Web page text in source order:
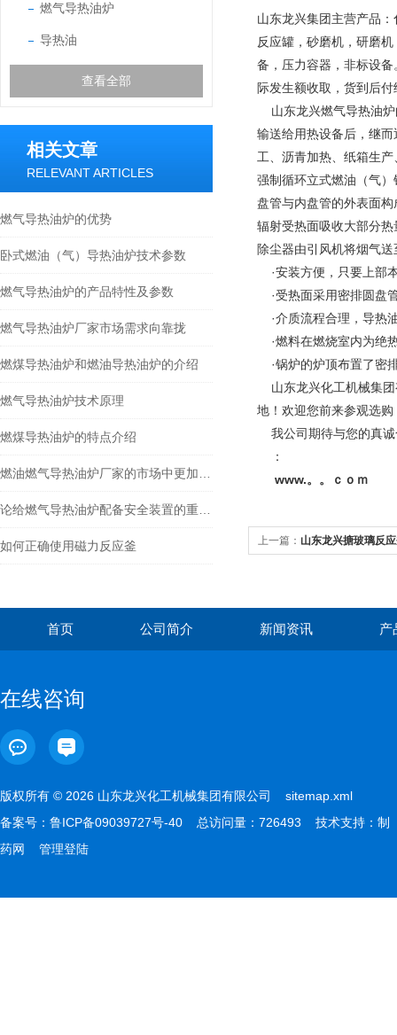
燃气导热油炉
导热油
查看全部
相关文章
RELEVANT ARTICLES
燃气导热油炉的优势
卧式燃油（气）导热油炉技术参数
燃气导热油炉的产品特性及参数
燃气导热油炉厂家市场需求向靠拢
燃煤导热油炉和燃油导热油炉的介绍
燃气导热油炉技术原理
燃煤导热油炉的特点介绍
如何正确使用磁力反应釜
山东龙兴集团主营产品 ：
反应罐，砂磨机，研磨
备，压力容器，非标设备
际发生额收取，货到后付
山东龙兴燃气导热油炉
输送给用热设备后，继
工、沥青加热、纸箱生
强制循环立式燃油（气
盘管与内盘管的外表面
辐射受热面吸收大部分
除尘器由引风机将烟气
·安装方便，只要上部
·受热面采用密排圆盘
·介质流程合理，导热
·燃料在燃烧室内为绝
·锅炉的炉顶布置了密
山东龙兴化工机械集团
地！欢迎您前来参观选
我公司期待与您的真诚
：
www.。。ｃｏｍ
上一篇： 山东龙兴搪玻璃反
首页 公司简介 新闻资讯 产
在线咨询
版权所有 © 2026 山东龙兴化工机械集团有限公司 sitemap.xml
备案号： 鲁ICP备09039727号-40 总访问量：726493 技术支持： 制
药网
管理登陆